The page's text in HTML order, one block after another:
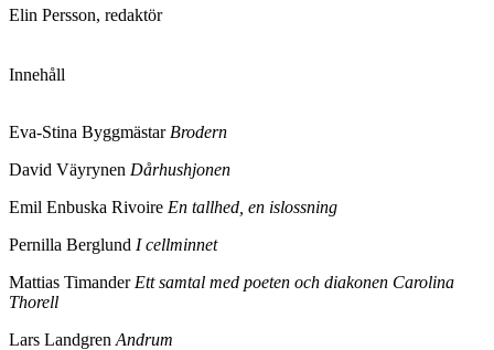
Elin Persson, redaktör
Innehåll
Eva-Stina Byggmästar Brodern
David Väyrynen Dårhushjonen
Emil Enbuska Rivoire En tallhed, en islossning
Pernilla Berglund I cellminnet
Mattias Timander Ett samtal med poeten och diakonen Carolina
Thorell
Lars Landgren Andrum